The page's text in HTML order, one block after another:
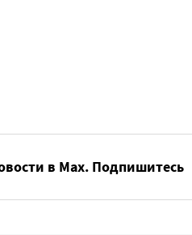
в Max. Подпишитесь